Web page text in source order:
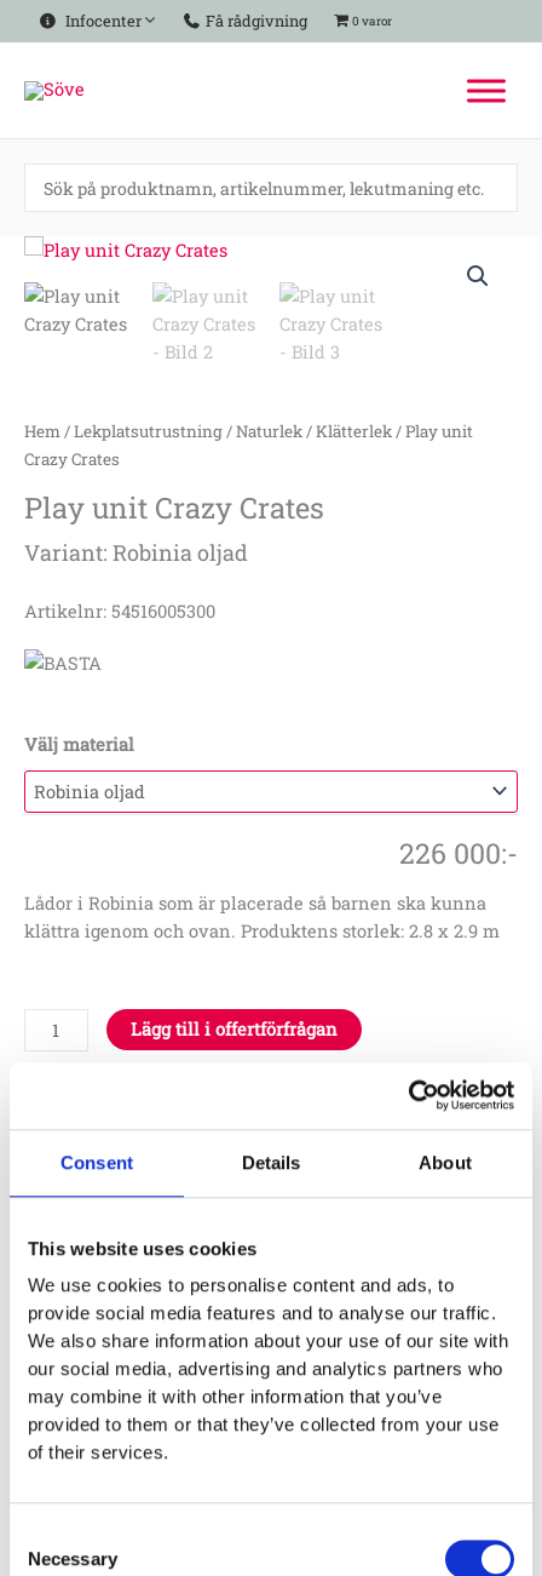
Consent Details About
This website uses cookies
We use cookies to personalise content and ads, to
provide social media features and to analyse our traffic.
We also share information about your use of our site with
our social media, advertising and analytics partners who
may combine it with other information that you’ve
provided to them or that they’ve collected from your use
of their services.
Selection
Necessary
Hoppa
till
Infocenter Få rådgivning 0 varor
Hem/Lekplatsutrustning/Naturlek/Klätterlek/ Play unit
Crazy Crates
Play unit Crazy Crates
Variant: Robinia oljad
Artikelnr: 54516005300
Välj material
226 000:-
Lådor i Robinia som är placerade så barnen ska kunna
klättra igenom och ovan. Produktens storlek: 2.8 x 2.9 m
Play
unit
Crazy
Crates
Lägg till i offertförfrågan
Specifikationer
Bredd
1.45 m
6 x 6 m
Garantivillkor